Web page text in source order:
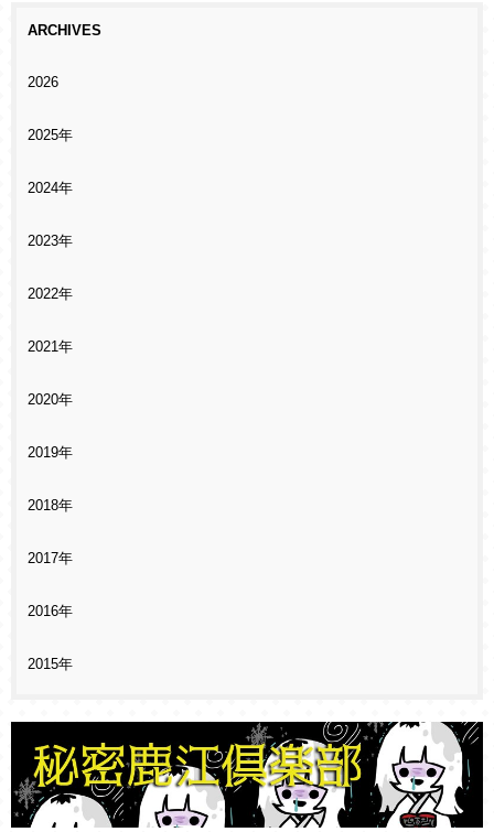
ARCHIVES
2026
2025年
2024年
2023年
2022年
2021年
2020年
2019年
2018年
2017年
2016年
2015年